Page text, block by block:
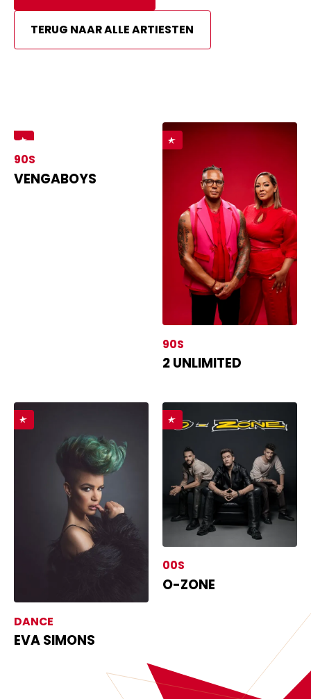
TERUG NAAR ALLE ARTIESTEN
VENGABOYS
90S
2 UNLIMITED
90S
EVA SIMONS
DANCE
O-ZONE
00S